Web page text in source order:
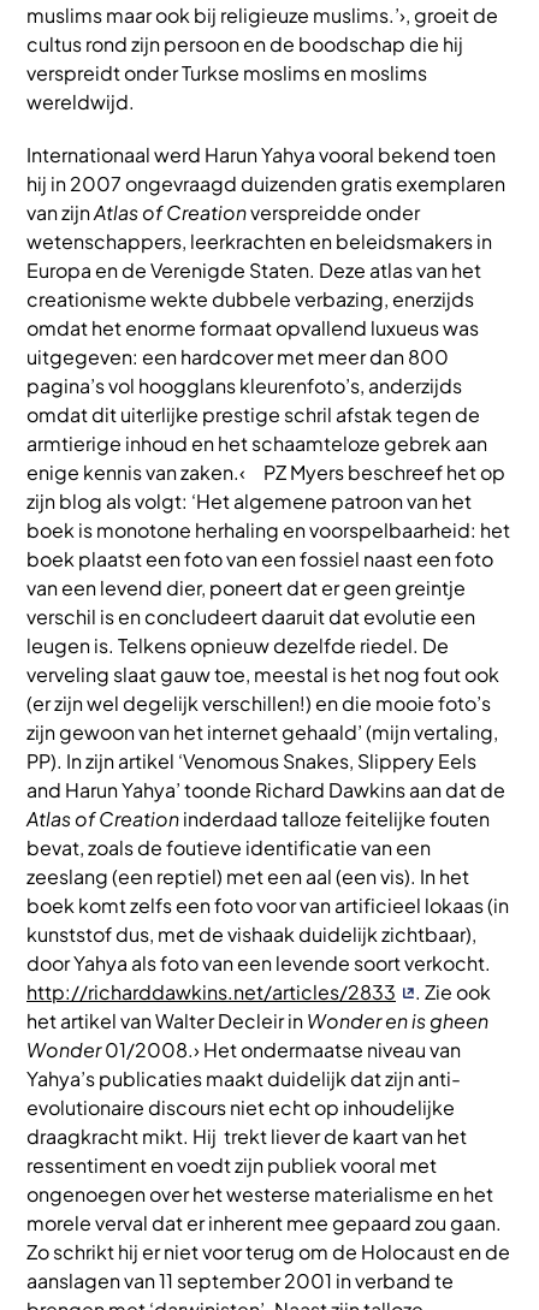
muslims maar ook bij religieuze muslims.’›, groeit de
cultus rond zijn persoon en de boodschap die hij
verspreidt onder Turkse moslims en moslims
wereldwijd.
Internationaal werd Harun Yahya vooral bekend toen
hij in 2007 ongevraagd duizenden gratis exemplaren
van zijnAtlas of Creationverspreidde onder
wetenschappers, leerkrachten en beleidsmakers in
Europa en de Verenigde Staten. Deze atlas van het
creationisme wekte dubbele verbazing, enerzijds
omdat het enorme formaat opvallend luxueus was
uitgegeven: een hardcover met meer dan 800
pagina’s vol hoogglans kleurenfoto’s, anderzijds
omdat dit uiterlijke prestige schril afstak tegen de
armtierige inhoud en het schaamteloze gebrek aan
enige kennis van zaken.‹ PZ Myers beschreef het op
zijn blog als volgt: ‘Het algemene patroon van het
boek is monotone herhaling en voorspelbaarheid: het
boek plaatst een foto van een fossiel naast een foto
van een levend dier, poneert dat er geen greintje
verschil is en concludeert daaruit dat evolutie een
leugen is. Telkens opnieuw dezelfde riedel. De
verveling slaat gauw toe, meestal is het nog fout ook
(er zijn wel degelijk verschillen!) en die mooie foto’s
zijn gewoon van het internet gehaald’ (mijn vertaling,
PP). In zijn artikel ‘Venomous Snakes, Slippery Eels
and Harun Yahya’ toonde Richard Dawkins aan dat de
Atlas of Creationinderdaad talloze feitelijke fouten
bevat, zoals de foutieve identificatie van een
zeeslang (een reptiel) met een aal (een vis). In het
boek komt zelfs een foto voor van artificieel lokaas (in
kunststof dus, met de vishaak duidelijk zichtbaar),
door Yahya als foto van een levende soort verkocht.
http://richarddawkins.net/articles/2833
. Zie ook
het artikel van Walter Decleir inWonder en is gheen
Wonder01/2008.› Het ondermaatse niveau van
Yahya’s publicaties maakt duidelijk dat zijn anti-
evolutionaire discours niet echt op inhoudelijke
draagkracht mikt. Hij trekt liever de kaart van het
ressentiment en voedt zijn publiek vooral met
ongenoegen over het westerse materialisme en het
morele verval dat er inherent mee gepaard zou gaan.
Zo schrikt hij er niet voor terug om de Holocaust en de
aanslagen van 11 september 2001 in verband te